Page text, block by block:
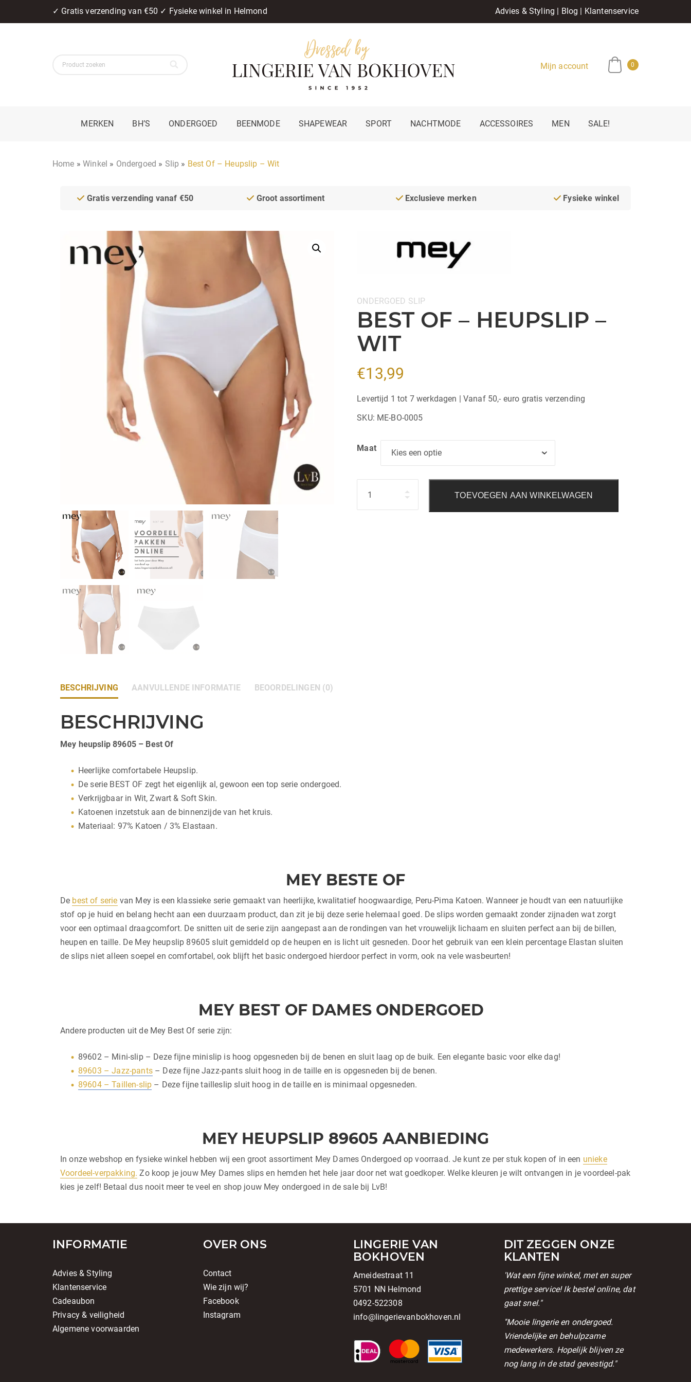
✓ Gratis verzending van €50 ✓ Fysieke winkel in Helmond Advies & Styling | Blog | Klantenservice
Mijn account 0
MERKEN BH’S ONDERGOED BEENMODE SHAPEWEAR SPORT NACHTMODE ACCESSOIRES MEN SALE!
Home »Winkel » Ondergoed » Slip » Best Of – Heupslip – Wit
Gratis verzending vanaf €50 Groot assortiment Exclusieve merken Fysieke winkel
Categorieën:
ONDERGOED SLIP
BEST OF – HEUPSLIP –
WIT
€13,99
Levertijd 1 tot 7 werkdagen | Vanaf 50,- euro gratis verzending
SKU: ME-BO-0005
Maat
TOEVOEGEN AAN WINKELWAGEN
BESCHRIJVING AANVULLENDE INFORMATIE BEOORDELINGEN (0)
BESCHRIJVING
Mey heupslip 89605 – Best Of
Heerlijke comfortabele Heupslip.
De serie BEST OF zegt het eigenlijk al, gewoon een top serie ondergoed.
Verkrijgbaar in Wit, Zwart & Soft Skin.
Katoenen inzetstuk aan de binnenzijde van het kruis.
Materiaal: 97% Katoen / 3% Elastaan.
MEY BESTE OF
De best of serie van Mey is een klassieke serie gemaakt van heerlijke, kwalitatief hoogwaardige, Peru-Pima Katoen. Wanneer je houdt van een natuurlijke
stof op je huid en belang hecht aan een duurzaam product, dan zit je bij deze serie helemaal goed. De slips worden gemaakt zonder zijnaden wat zorgt
voor een optimaal draagcomfort. De snitten uit de serie zijn aangepast aan de rondingen van het vrouwelijk lichaam en sluiten perfect aan bij de billen,
heupen en taille. De Mey heupslip 89605 sluit gemiddeld op de heupen en is licht uit gesneden. Door het gebruik van een klein percentage Elastan sluiten
de slips niet alleen soepel en comfortabel, ook blijft het basic ondergoed hierdoor perfect in vorm, ook na vele wasbeurten!
MEY BEST OF DAMES ONDERGOED
Andere producten uit de Mey Best Of serie zijn:
89602 – Mini-slip – Deze fijne minislip is hoog opgesneden bij de benen en sluit laag op de buik. Een elegante basic voor elke dag!
89603 – Jazz-pants– Deze fijne Jazz-pants sluit hoog in de taille en is opgesneden bij de benen.
89604 – Taillen-slip – Deze fijne tailleslip sluit hoog in de taille en is minimaal opgesneden.
MEY HEUPSLIP 89605 AANBIEDING
In onze webshop en fysieke winkel hebben wij een groot assortiment Mey Dames Ondergoed op voorraad. Je kunt ze per stuk kopen of in een unieke
Voordeel-verpakking. Zo koop je jouw Mey Dames slips en hemden het hele jaar door net wat goedkoper. Welke kleuren je wilt ontvangen in je voordeel-pak
kies je zelf! Betaal dus nooit meer te veel en shop jouw Mey ondergoed in de sale bij LvB!
INFORMATIE
Advies & Styling
Klantenservice
Cadeaubon
Privacy & veiligheid
Algemene voorwaarden
OVER ONS
Contact
Wie zijn wij?
Facebook
Instagram
LINGERIE VAN
BOKHOVEN
Ameidestraat 11
5701 NN Helmond
0492-522308
info@lingerievanbokhoven.nl
DIT ZEGGEN ONZE
KLANTEN
'Wat een fijne winkel, met en super
prettige service! Ik bestel online, dat
gaat snel."
''Mooie lingerie en ondergoed.
Vriendelijke en behulpzame
medewerkers. Hopelijk blijven ze
nog lang in de stad gevestigd."